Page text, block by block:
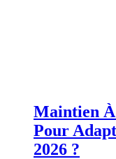
Maintien
Pour
2026 ?